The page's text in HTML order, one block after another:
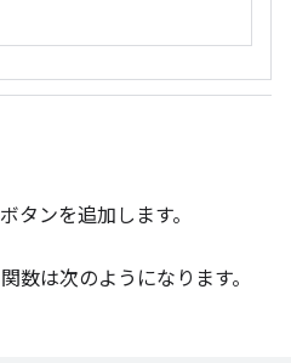
タンを追加します。
関数は次のようになります。